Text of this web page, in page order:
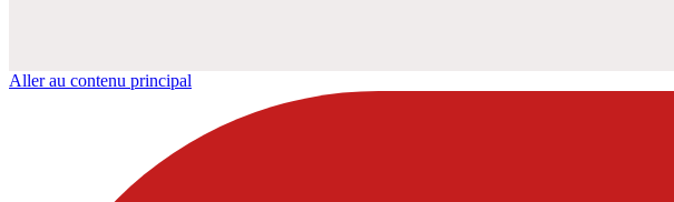
Aller au contenu principal